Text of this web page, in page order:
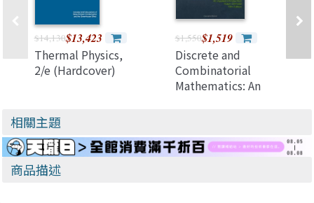
$14,130$13,423
Thermal Physics,
2/e (Hardcover)
$1,550$1,519
Discrete and
Combinatorial
Mathematics: An
相關主題
商品描述